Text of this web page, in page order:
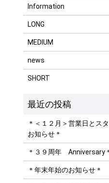
Information
LONG
MEDIUM
news
SHORT
＊＜１２月＞営業日とス
お知らせ＊
＊３９周年 Anniversary
＊年末年始のお知らせ＊